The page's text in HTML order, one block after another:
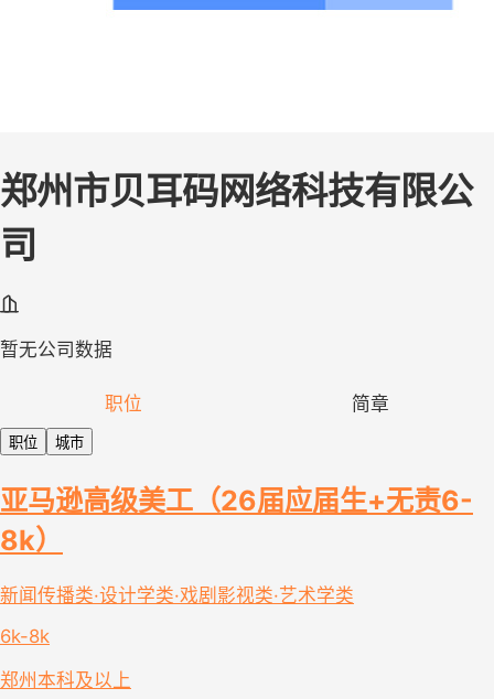
郑州市贝耳码网络科技有限公
司
暂无公司数据
职位 简章
职位 城市
亚马逊高级美工（26届应届生+无责6-
8k）
新闻传播类·设计学类·戏剧影视类·艺术学类
6k-8k
郑州 本科及以上